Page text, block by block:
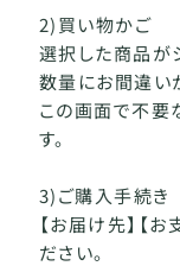
2)買い物かご
選択した商品が
数量にお間違い
この画面で不要
す。
3)ご購入手続き
【お届け先】【
ださい。